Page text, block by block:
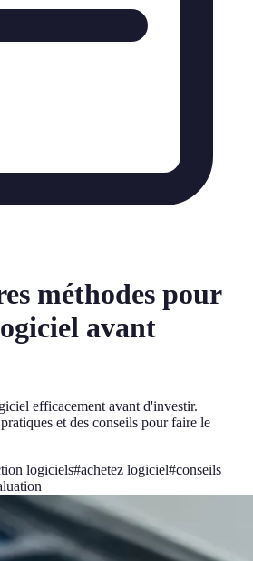
méthodes pour
avant
efficacement avant d'investir.
et des conseils pour faire le
logiciels#achetez logiciel#conseils